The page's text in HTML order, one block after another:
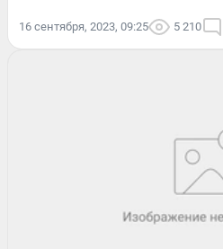
16 сентября, 2023, 09:25 5 210